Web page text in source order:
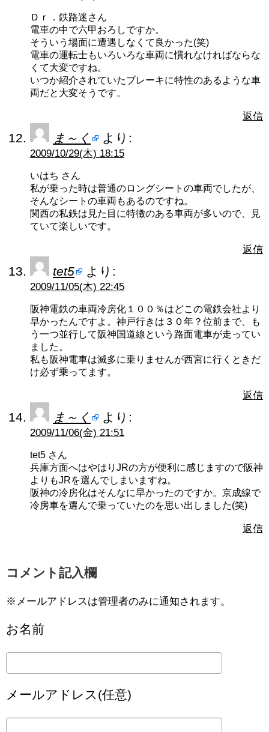
Ｄｒ．鉄路迷さん
電車の中で六甲おろしですか。
そういう場面に遭遇しなくて良かった(笑)
電車の運転士もいろいろな車両に慣れなければならな
くて大変ですね。
いつか紹介されていたブレーキに特性のあるような車
両だと大変そうです。
返信
ま～く より:
2009/10/29(木) 18:15
いはち さん
私が乗った時は普通のロングシートの車両でしたが、
そんなシートの車両もあるのですね。
関西の私鉄は見た目に特徴のある車両が多いので、見
ていて楽しいです。
返信
tet5 より:
2009/11/05(木) 22:45
阪神電鉄の車両冷房化１００％はどこの電鉄会社より
早かったんですよ。神戸行きは３０年？位前まで、も
う一つ並行して阪神国道線という路面電車が走ってい
ました。
私も阪神電車は滅多に乗りませんが西宮に行くときだ
け必ず乗ってます。
返信
ま～く より:
2009/11/06(金) 21:51
tet5 さん
兵庫方面へはやはりJRの方が便利に感じますので阪神
よりもJRを選んでしまいますね。
阪神の冷房化はそんなに早かったのですか。京成線で
冷房車を選んで乗っていたのを思い出しました(笑)
返信
コメント記入欄
※メールアドレスは管理者のみに通知されます。
お名前
メールアドレス(任意)